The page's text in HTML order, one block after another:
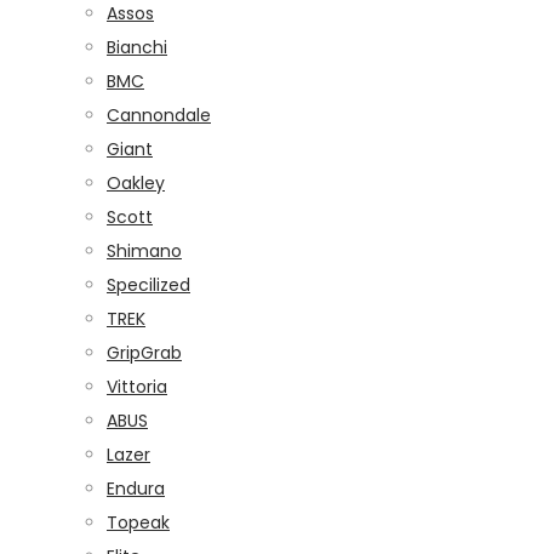
Assos
Bianchi
BMC
Cannondale
Giant
Oakley
Scott
Shimano
Specilized
TREK
GripGrab
Vittoria
ABUS
Lazer
Endura
Topeak